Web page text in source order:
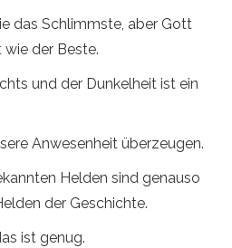
das Schlimmste, aber Gott
wie der Beste.
und der Dunkelheit ist ein
Anwesenheit überzeugen.
Helden sind genauso
der Geschichte.
ist genug.